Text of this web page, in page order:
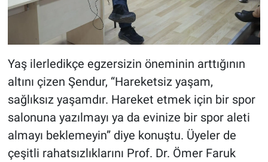
Yaş ilerledikçe egzersizin öneminin arttığının
altını çizen Şendur, “Hareketsiz yaşam,
sağlıksız yaşamdır. Hareket etmek için bir spor
salonuna yazılmayı ya da evinize bir spor aleti
almayı beklemeyin” diye konuştu. Üyeler de
çeşitli rahatsızlıklarını Prof. Dr. Ömer Faruk